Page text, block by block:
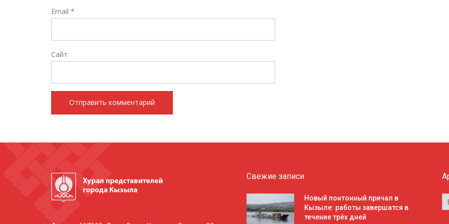
Email *
Сайт
Свежие записи
Новый понтонный причал в
Кызыле: работы завершатся в
течение трёх дней